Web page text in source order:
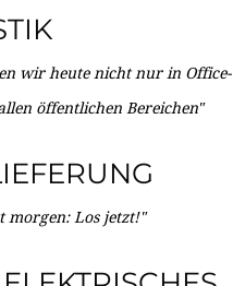
wir heute nicht nur in Office-
öffentlichen Bereichen"
morgen: Los jetzt!"